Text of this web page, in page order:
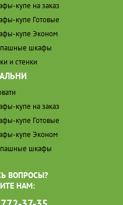
купе на заказ
купе Готовые
купе Эконом
шкафы
и стенки
купе на заказ
купе Готовые
купе Эконом
шкафы
ВОПРОСЫ?
НАМ: